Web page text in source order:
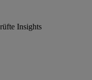
Insights